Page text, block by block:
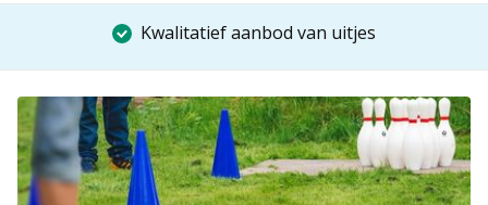
Kwalitatief aanbod van uitjes